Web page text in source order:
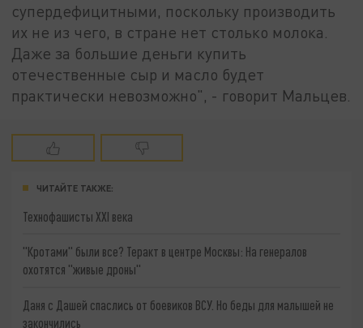
супердефицитными, поскольку производить
их не из чего, в стране нет столько молока.
Даже за большие деньги купить
отечественные сыр и масло будет
практически невозможно", - говорит Мальцев.
ЧИТАЙТЕ ТАКЖЕ:
Технофашисты XXI века
"Кротами" были все? Теракт в центре Москвы: На генералов
охотятся "живые дроны"
Даня с Дашей спаслись от боевиков ВСУ. Но беды для малышей не
закончились